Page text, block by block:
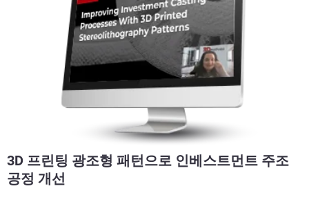
3D 프린팅 광조형 패턴으로 인베스트먼트 주조
공정 개선